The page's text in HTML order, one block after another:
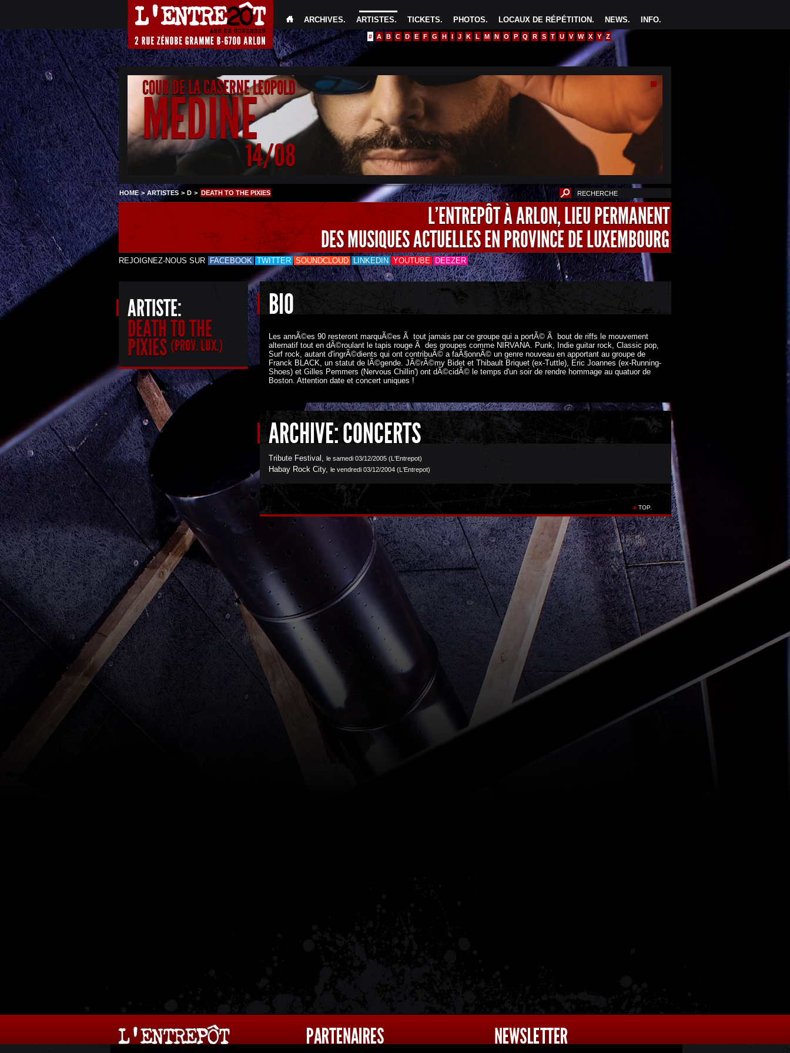
INFO.
NEWS.
LOCAUX DE RÉPÉTITION.
PHOTOS.
TICKETS.
ARTISTES.
ARCHIVES.
# A B C D E F G H I J K L M N O P Q R S T U V W X Y Z
COUR DE LA CASERNE LEOPOLD
MEDINE
14/08
HOME>ARTISTES > D > DEATH TO THE PIXIES
L'ENTREPÔT À ARLON, LIEU PERMANENT
DES MUSIQUES ACTUELLES EN PROVINCE DE LUXEMBOURG
REJOIGNEZ-NOUS SUR FACEBOOK TWITTER SOUNDCLOUD LINKEDIN YOUTUBE DEEZER
ARTISTE:
DEATH TO THE
PIXIES (PROV. LUX.)
BIO
Les annÃ©es 90 resteront marquÃ©es Ã tout jamais par ce groupe qui a portÃ© Ã bout de riffs le mouvement
alternatif tout en dÃ©roulant le tapis rouge Ã des groupes comme NIRVANA. Punk, Indie guitar rock, Classic pop,
Surf rock, autant d'ingrÃ©dients qui ont contribuÃ© a faÃ§onnÃ© un genre nouveau en apportant au groupe de
Franck BLACK, un statut de lÃ©gende. JÃ©rÃ©my Bidet et Thibault Briquet (ex-Tuttle), Eric Joannes (ex-Running-
Shoes) et Gilles Pemmers (Nervous Chillin') ont dÃ©cidÃ© le temps d'un soir de rendre hommage au quatuor de
Boston. Attention date et concert uniques !
ARCHIVE: CONCERTS
Tribute Festival , le samedi 03/12/2005 (L'Entrepot)
Habay Rock City, le vendredi 03/12/2004 (L'Entrepot)
TOP.